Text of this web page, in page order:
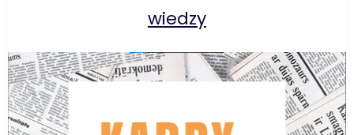
wiedzy